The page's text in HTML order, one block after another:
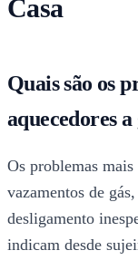
Casa
Quais são os
aquecedores a
Os problemas
vazamentos de
desligamento
indicam desde